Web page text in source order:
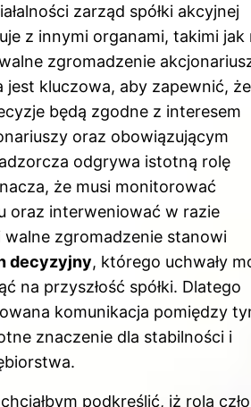
zarząd spółki akcyjnej
z innymi organami, takimi jak
zgromadzenie
jest kluczowa, aby zapewnić, że
będą zgodne z interesem
oraz obowiązującym
odgrywa istotną rolę
że musi monitorować
oraz interweniować w razie
walne zgromadzenie stanowi
decyzyjny, którego uchwały
na przyszłość spółki. Dlatego
komunikacja pomiędzy
znaczenie dla stabilności i
podkreślić, iż rola